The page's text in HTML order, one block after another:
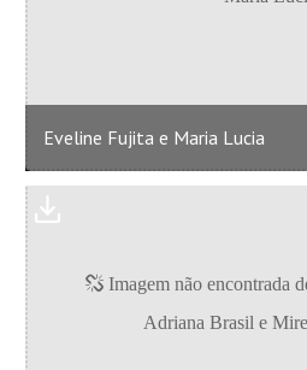
Eveline Fujita e Maria Lucia